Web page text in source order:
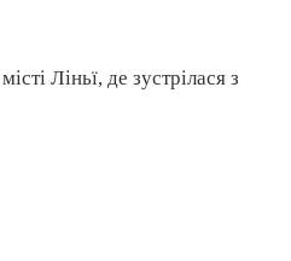
Ліньї, де зустрілася з